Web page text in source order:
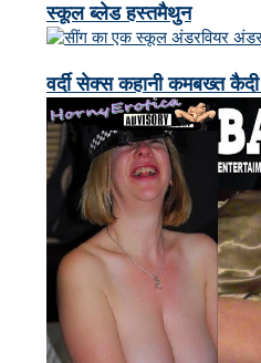
स्कूल ब्लेड हस्तमैथुन
वर्दी सेक्स कहानी कमबख्त